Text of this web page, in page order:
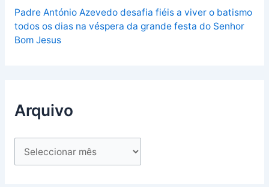
Padre António Azevedo desafia fiéis a viver o batismo
todos os dias na véspera da grande festa do Senhor
Bom Jesus
Arquivo